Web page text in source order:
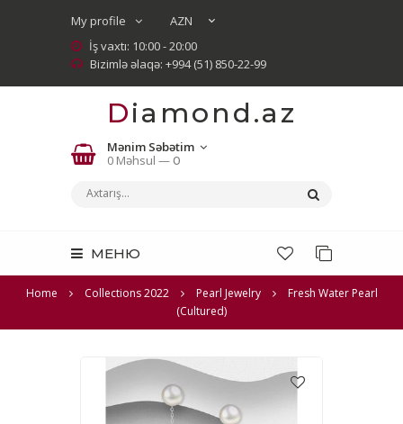
My profile
İş vaxtı: 10:00 - 20:00
Bizimlə əlaqə: +994 (51) 850-22-99
Diamond.az
Mənim Səbətim
0 Məhsul —0
МЕНЮ
Home Collections 2022 Pearl Jewelry
Fresh Water Pearl
(Cultured)